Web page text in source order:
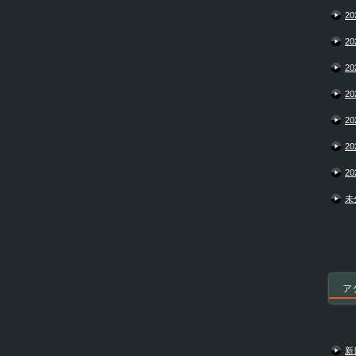
未
ア
新